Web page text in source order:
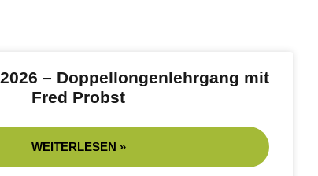
– Doppellongenlehrgang mit
Fred Probst
WEITERLESEN »